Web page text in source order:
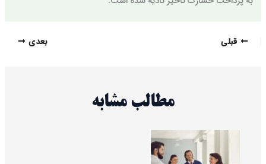
قبلی بعدی
مطالب مشابه